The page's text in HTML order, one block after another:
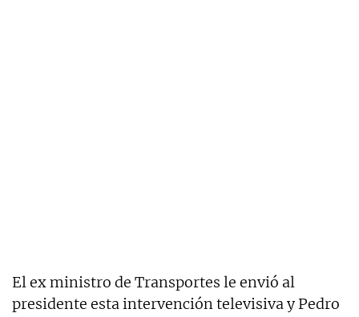
El ex ministro de Transportes le envió al
presidente esta intervención televisiva y Pedro